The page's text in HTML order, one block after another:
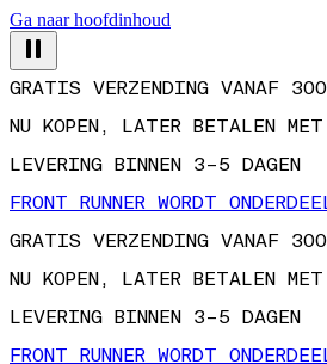
Ga naar hoofdinhoud
GRATIS VERZENDING VANAF
NU KOPEN, LATER BETALEN MET
LEVERING BINNEN 3–5 DAGEN
FRONT RUNNER WORDT
GRATIS VERZENDING VANAF
NU KOPEN, LATER BETALEN MET
LEVERING BINNEN 3–5 DAGEN
FRONT RUNNER WORDT